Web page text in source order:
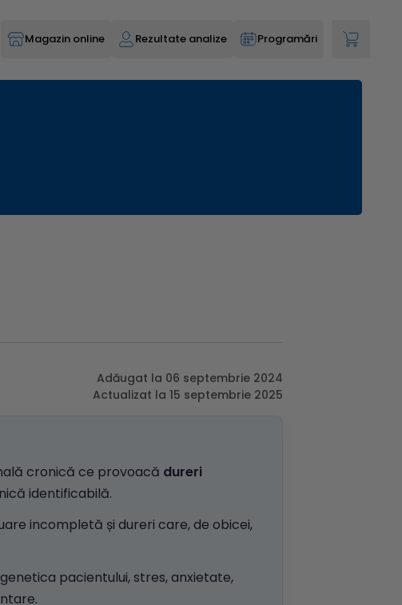
Magazin online Rezultate analize Programări
Adăugat la 06 septembrie 2024
Actualizat la 15 septembrie 2025
cronică ce provoacă dureri
identificabilă.
incompletă și dureri care, de obicei,
pacientului, stres, anxietate,